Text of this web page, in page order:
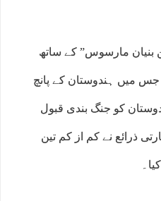
“آپریشن بنیان مارسوس” کے ساتھ
میں ہندوستان کے پانچ
کو جنگ بندی قبول
ذرائع نے کم از کم تین